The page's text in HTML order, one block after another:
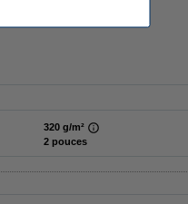
320 g/m²
2 pouces